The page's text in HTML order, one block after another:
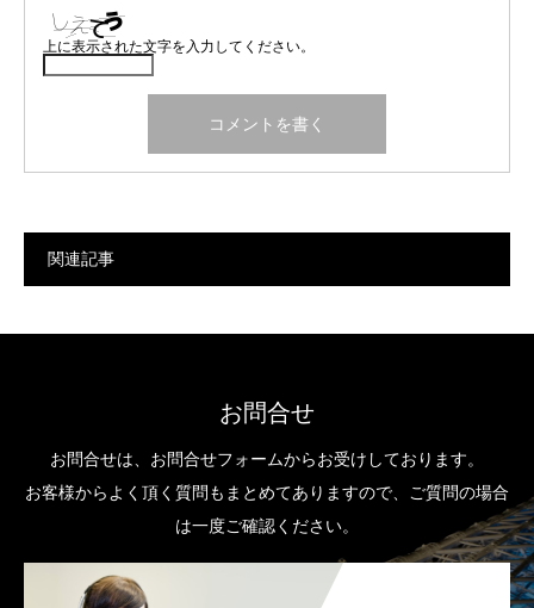
上に表示された文字を入力してください。
関連記事
お問合せ
お問合せは、お問合せフォームからお受けしております。
お客様からよく頂く質問もまとめてありますので、ご質問の場合
は一度ご確認ください。